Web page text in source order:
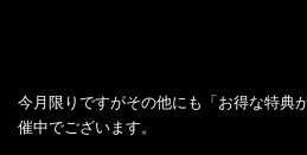
今月限りですがその他にも「お得な特典
催中でございます。